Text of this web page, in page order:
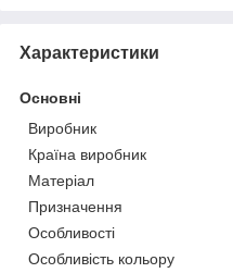
Характеристики
Основні
Виробник
Країна виробник
Матеріал
Призначення
Особливості
Особливість кольору